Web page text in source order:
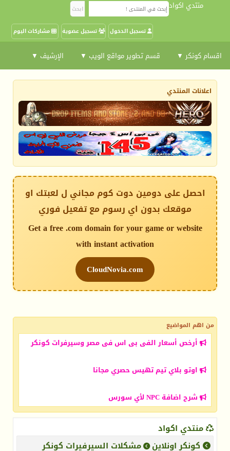
منتدي اكواد
مشاركات اليوم تسجيل عضوية تسجيل الدخول
اقسام كونكر ▼ قسم تطوير مواقع الويب ▼ الإرشيف ▼
اعلانات المنتدي
احصل على دومين دوت كوم مجاني ل لعبتك او
موقعك بدون اي رسوم مع تفعيل فوري
Get a free .com domain for your game or website
with instant activation
CloudNovia.com
من اهم المواضيع
أرخص أسعار الفى بى اس فى مصر وسيرفرات كونكر
اوتو بلاي تيم تهيس حصري مجانا
شرح اضافة NPC لأي سورس
منتدي اكواد
كونكر اونلاين
مشكلات السيرفيرات كونكر